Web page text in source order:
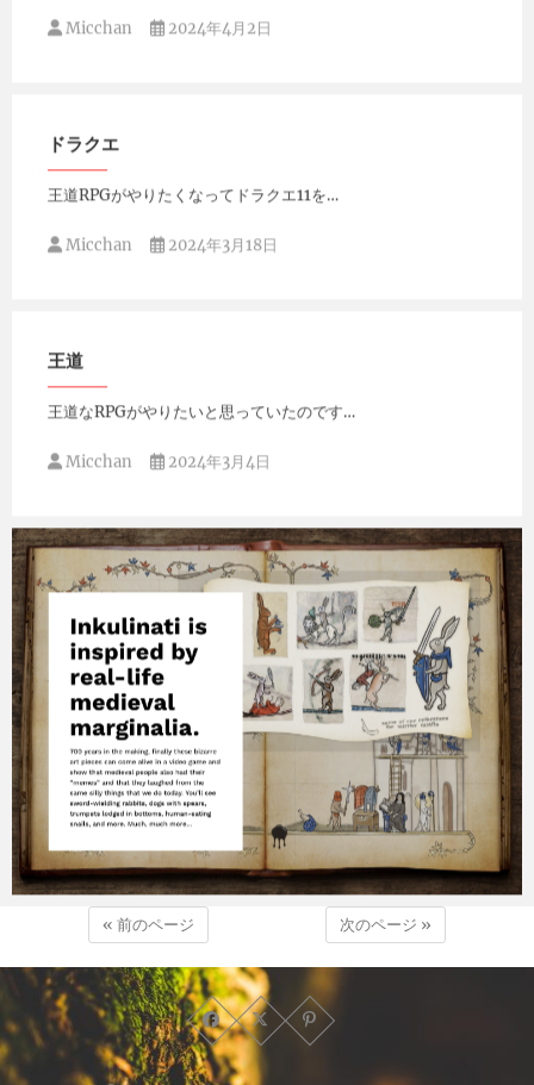
Micchan 2024年4月2日
ドラクエ
王道RPGがやりたくなってドラクエ11を…
Micchan 2024年3月18日
王道
王道なRPGがやりたいと思っていたのです…
Micchan 2024年3月4日
Micchan 2024年2月23日
« 前のページ 次のページ »